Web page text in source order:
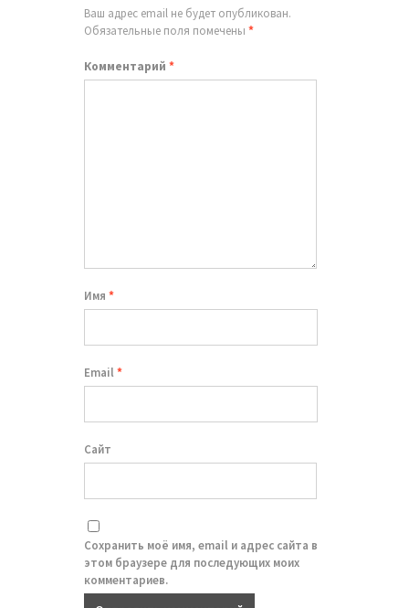
Ваш адрес email не будет опубликован.
Обязательные поля помечены *
Комментарий *
Имя *
Email*
Сайт
Сохранить моё имя, email и адрес сайта в
этом браузере для последующих моих
комментариев.